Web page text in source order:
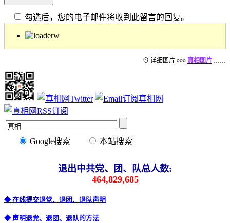
勾选后，您的电子邮件将收到此留言的回复。
⊙ 详细图片 »»» 真相图片 ……
Google搜索 本站搜索
退出中共党、团、队总人数:
464,829,685
◆ 在线提交退党、退团、退队声明
◆ 声明退党、退团、退队的方法